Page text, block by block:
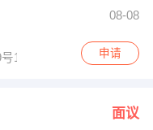
08-08
1栋1单元10楼1015号
申请
面议